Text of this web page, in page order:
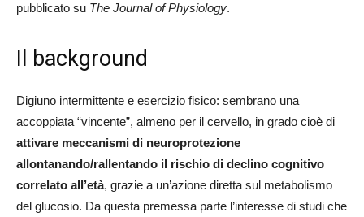
pubblicato su The Journal of Physiology.
Il background
Digiuno intermittente e esercizio fisico: sembrano una
accoppiata “vincente”, almeno per il cervello, in grado cioè di
attivare meccanismi di neuroprotezione
allontanando/rallentando il rischio di declino cognitivo
correlato all’età, grazie a un’azione diretta sul metabolismo
del glucosio. Da questa premessa parte l’interesse di studi che